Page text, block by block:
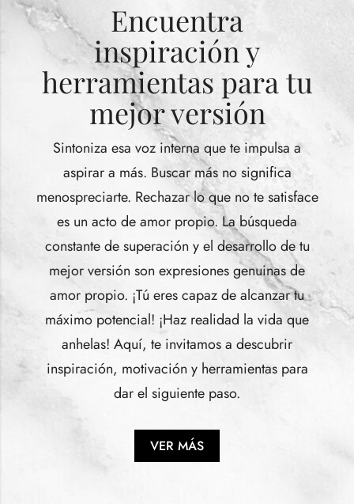
Encuentra
inspiración y
herramientas para tu
mejor versión
Sintoniza esa voz interna que te impulsa a
aspirar a más. Buscar más no significa
menospreciarte. Rechazar lo que no te satisface
es un acto de amor propio. La búsqueda
constante de superación y el desarrollo de tu
mejor versión son expresiones genuinas de
amor propio. ¡Tú eres capaz de alcanzar tu
máximo potencial! ¡Haz realidad la vida que
anhelas! Aquí, te invitamos a descubrir
inspiración, motivación y herramientas para
dar el siguiente paso.
VER MÁS